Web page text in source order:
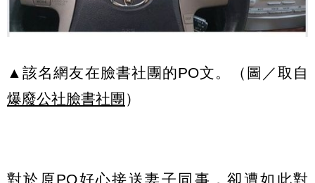
▲該名網友在臉書社團的PO文。（圖／取自
爆廢公社臉書社團 ）
對於原PO好心接送妻子同事，卻遭如此對